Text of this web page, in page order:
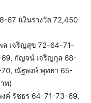
67 (เงินรางวัล 72,450
เจริญสุข 72-64-71-
กัญจน์ เจริญกุล 68-
ณัฐพงษ์ พุทธา 65-
ท)
ค์ รัชธร 64-71-73-69,